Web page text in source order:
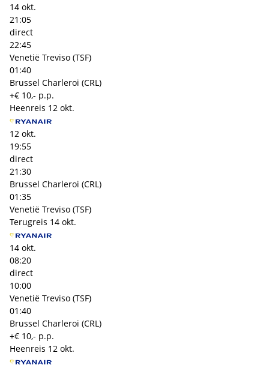
14 okt.
21:05
direct
22:45
Venetië Treviso (TSF)
01:40
Brussel Charleroi (CRL)
+€ 10,- p.p.
Heenreis 12 okt.
12 okt.
19:55
direct
21:30
Brussel Charleroi (CRL)
01:35
Venetië Treviso (TSF)
Terugreis 14 okt.
14 okt.
08:20
direct
10:00
Venetië Treviso (TSF)
01:40
Brussel Charleroi (CRL)
+€ 10,- p.p.
Heenreis 12 okt.